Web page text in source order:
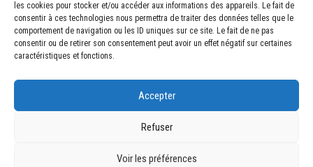
les cookies pour stocker et/ou accéder aux informations des appareils. Le fait de
consentir à ces technologies nous permettra de traiter des données telles que le
comportement de navigation ou les ID uniques sur ce site. Le fait de ne pas
consentir ou de retirer son consentement peut avoir un effet négatif sur certaines
caractéristiques et fonctions.
Accepter
Refuser
Voir les préférences
Téléphone: +33 (0) 4 51 11 00 20
Email : accueil@asm-omnisports.com